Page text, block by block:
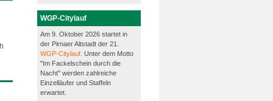
WGP-Citylauf
Am 9. Oktober 2026 startet in
der Pirnaer Altstadt der 21.
WGP-Citylauf . Unter dem Motto
"Im Fackelschein durch die
Nacht" werden zahlreiche
Einzelläufer und Staffeln
erwartet.